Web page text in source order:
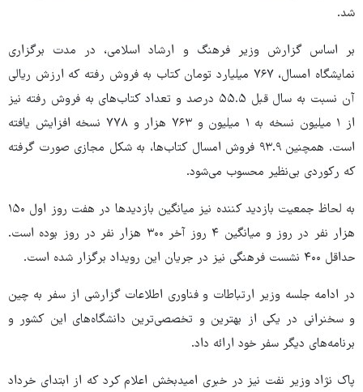
شد.
بر اساس گزارش وزیر فرهنگ و ارشاد اسلامی، در مدت برگزاری
نمایشگاه امسال، ۷۶۷ میلیارد تومان کتاب به فروش رفته که ارزش ریالی
آن نسبت به سال قبل ۵۵.۵ درصد و تعداد کتاب‌های به فروش رفته نیز
از ۱ میلیون نسخه به ۱ میلیون و ۷۶۳ هزار و ۷۷۸ نسخه افزایش یافته
است. همچنین ۹۳.۹ فروش امسال کتاب‌ها، به شکل مجازی صورت گرفته
که رکوردی بی‌نظیر محسوب می‌شود.
به لحاظ جمعیت بازدید کننده نیز میانگین بازدیدها در هفت روز اول ۱۵۰
هزار نفر در روز و میانگین ۴ روز آخر ۳۰۰ هزار نفر در روز بوده است.
حداقل ۴۰۰ نشست فرهنگی نیز در جریان این رویداد برگزار شده است.
در ادامه جلسه وزیر ارتباطات و فناوری اطلاعات گزارشی از سفر به چین
و سخنرانی در یکی از بهترین و تخصصی‌ترین دانشگاه‌های این کشور و
برنامه‌های دیگر سفر خود ارائه داد.
پاک نژاد وزیر نفت نیز در خبری امیدبخش اعلام کرد که از ابتدای خرداد